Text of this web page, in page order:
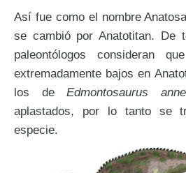
Así fue como el nombre
se cambió por Anatotitan. De
paleontólogos consideran
extremadamente bajos en
los deEdmontosaurus
aplastados, por lo tanto se
especie.